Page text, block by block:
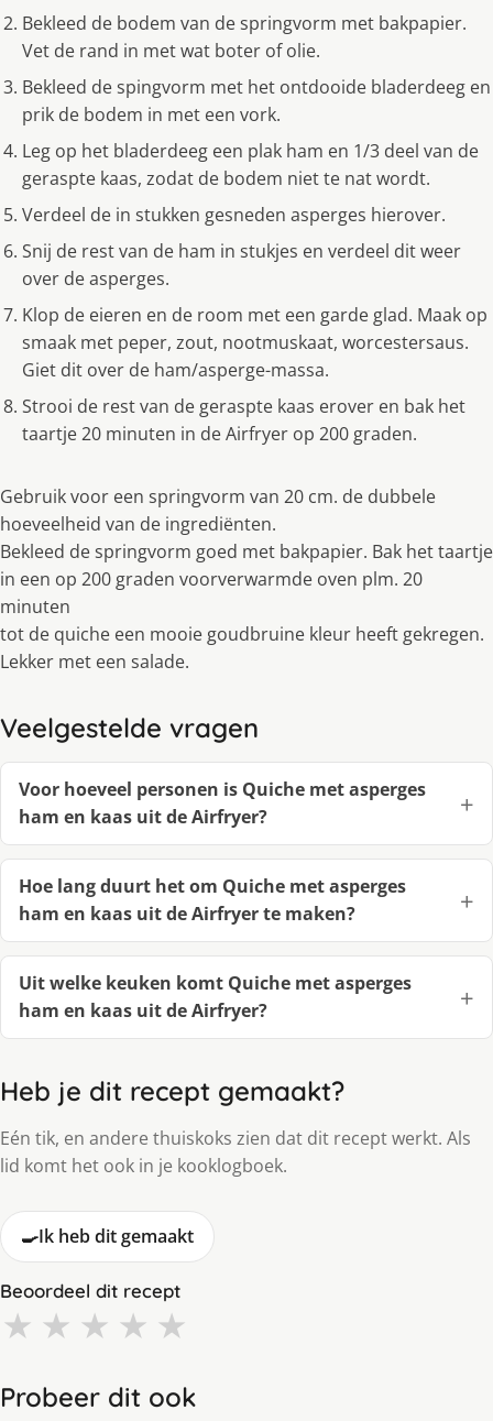
Bekleed de bodem van de springvorm met bakpapier.
Vet de rand in met wat boter of olie.
Bekleed de spingvorm met het ontdooide bladerdeeg en
prik de bodem in met een vork.
Leg op het bladerdeeg een plak ham en 1/3 deel van de
geraspte kaas, zodat de bodem niet te nat wordt.
Verdeel de in stukken gesneden asperges hierover.
Snij de rest van de ham in stukjes en verdeel dit weer
over de asperges.
Klop de eieren en de room met een garde glad. Maak op
smaak met peper, zout, nootmuskaat, worcestersaus.
Giet dit over de ham/asperge-massa.
Strooi de rest van de geraspte kaas erover en bak het
taartje 20 minuten in de Airfryer op 200 graden.
Gebruik voor een springvorm van 20 cm. de dubbele
hoeveelheid van de ingrediënten.
Bekleed de springvorm goed met bakpapier. Bak het taartje
in een op 200 graden voorverwarmde oven plm. 20
minuten
tot de quiche een mooie goudbruine kleur heeft gekregen.
Lekker met een salade.
Veelgestelde vragen
Voor hoeveel personen is Quiche met asperges
ham en kaas uit de Airfryer?
Hoe lang duurt het om Quiche met asperges
ham en kaas uit de Airfryer te maken?
Uit welke keuken komt Quiche met asperges
ham en kaas uit de Airfryer?
Heb je dit recept gemaakt?
Eén tik, en andere thuiskoks zien dat dit recept werkt. Als
lid komt het ook in je kooklogboek.
🍳Ik heb dit gemaakt
Beoordeel dit recept
★ ★ ★ ★ ★
Probeer dit ook